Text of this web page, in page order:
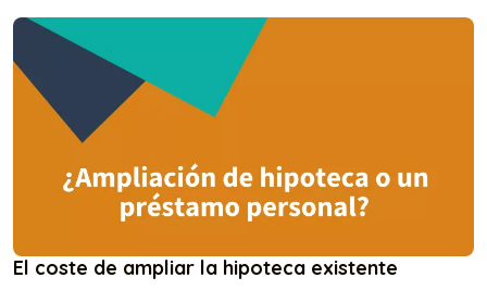
El coste de ampliar la hipoteca existente